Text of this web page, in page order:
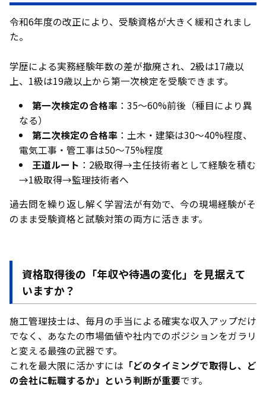
令和6年度の改正により、受験資格が大きく緩和されまし
た。
学歴による実務経験年数の差が撤廃され、2級は17歳以
上、1級は19歳以上から第一次検定を受験できます。
第一次検定の合格率 ：35〜60%前後（種目により異
なる）
第二次検定の合格率 ：土木・建築は30〜40%程度、
電気工事・管工事は50〜75%程度
王道ルート ：2級取得→主任技術者として経験を積む
→1級取得→監理技術者へ
過去問を繰り返し解く学習法が有効で、今の現場経験がそ
のまま受験資格と試験対策の両方に活きます。
資格取得後の「年収や待遇の変化」を見据えて
いますか？
施工管理技士は、毎月の手当による確実な収入アップだけ
でなく、あなたの市場価値や社内でのポジションをガラリ
と変える最強の武器です。
これを最大限に活かすには 「どのタイミングで取得し、ど
の会社に転職するか」という判断が重要です。